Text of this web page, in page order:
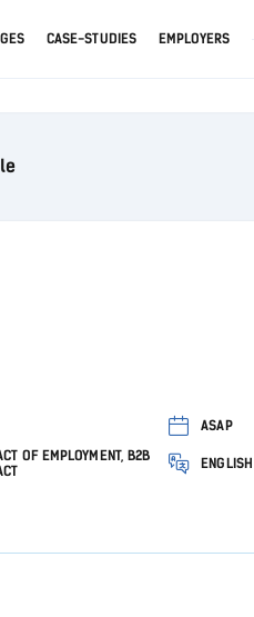
CASE-STUDIES EMPLOYERS
ASAP
OF EMPLOYMENT, B2B